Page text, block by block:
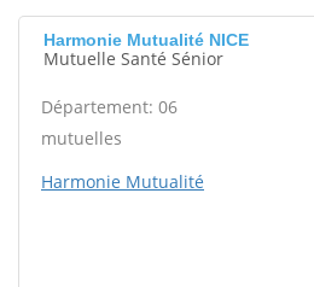
Harmonie Mutualité NICE
Mutuelle Santé Sénior
Département: 06
mutuelles
Harmonie Mutualité